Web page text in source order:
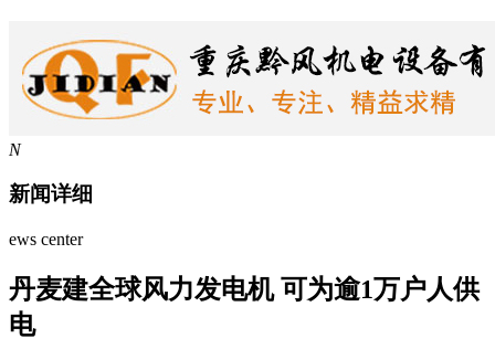
N
新闻详细
ews center
丹麦建全球风力发电机 可为逾1万户人供
电